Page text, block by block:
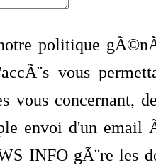
politique
vous
vous concernant,
envoi d'un
INFO gÃ¨re les